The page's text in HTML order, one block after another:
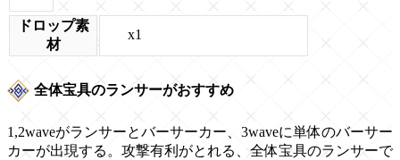
ドロップ素
材
x1
全体宝具のランサーがおすすめ
1,2waveがランサーとバーサーカー、3waveに単体のバーサー
カーが出現する。攻撃有利がとれる、全体宝具のランサーで